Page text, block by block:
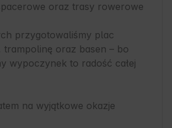
oraz trasy rowerowe
przygotowaliśmy plac
oraz basen – bo
wypoczynek to radość całej